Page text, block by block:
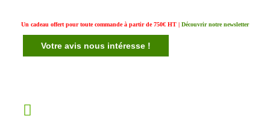
Un cadeau offert pour toute commande à partir de 750€ HT | Découvrir notre newsletter
Votre avis nous intéresse !